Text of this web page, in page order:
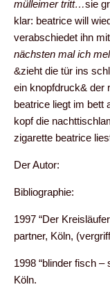
mülleimer tritt…sie
klar: beatrice will
verabschiedet ihn
nächsten mal ich
&zieht die tür ins
ein knopfdruck& der
beatrice liegt im bett
kopf die
zigarette beatrice
Der Autor:
Bibliographie:
1997 “Der
partner, Köln,
1998 “blinder fisch –
Köln.